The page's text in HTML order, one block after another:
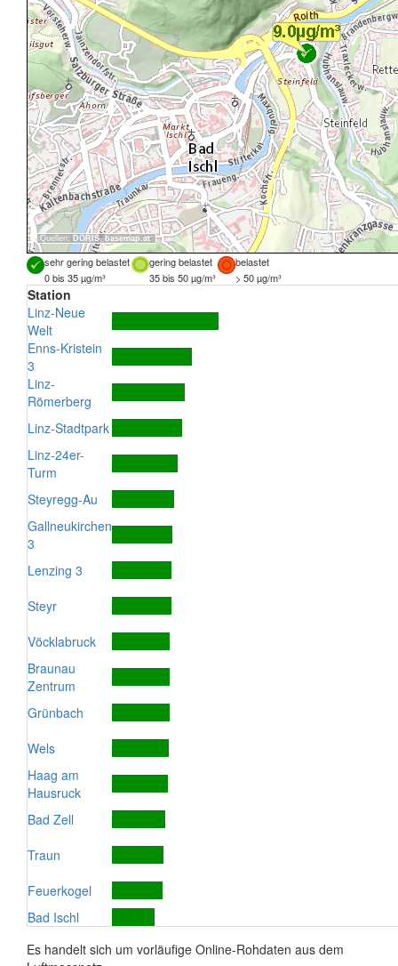
Quellen: DORIS, basemap.at
sehr gering belastet gering belastet
belastet
0 bis 35 µg/m³
35 bis 50 µg/m³ > 50 µg/m³
Station
Linz-Neue
Welt
Enns-Kristein
3
Linz-
Römerberg
Linz-Stadtpark
Linz-24er-
Turm
Steyregg-Au
Gallneukirchen
3
Lenzing 3
Steyr
Vöcklabruck
Braunau
Zentrum
Grünbach
Wels
Haag am
Hausruck
Bad Zell
Traun
Feuerkogel
Bad Ischl
Es handelt sich um vorläufige Online-Rohdaten aus dem